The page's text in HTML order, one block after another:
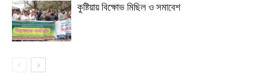
কুষ্টিয়ায় বিক্ষোভ মিছিল ও সমাবেশ